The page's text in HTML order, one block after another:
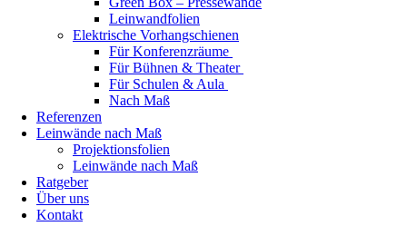
Leinwandfolien
Elektrische Vorhangschienen
Für Konferenzräume
Für Bühnen & Theater
Für Schulen & Aula
Nach Maß
Referenzen
Leinwände nach Maß
Projektionsfolien
Leinwände nach Maß
Ratgeber
Über uns
Kontakt